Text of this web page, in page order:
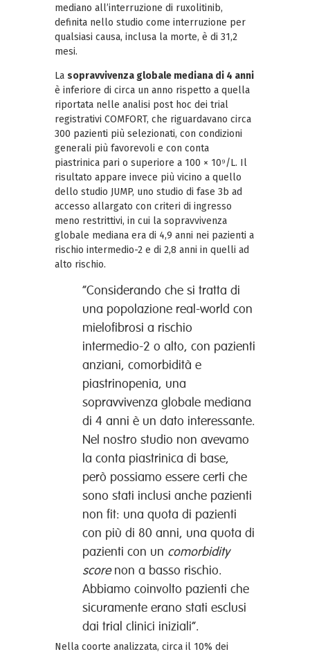
mediano all’interruzione di ruxolitinib,
definita nello studio come interruzione per
qualsiasi causa, inclusa la morte, è di 31,2
mesi.
La sopravvivenza globale mediana di 4 anni
è inferiore di circa un anno rispetto a quella
riportata nelle analisi post hoc dei trial
registrativi COMFORT, che riguardavano circa
300 pazienti più selezionati, con condizioni
generali più favorevoli e con conta
piastrinica pari o superiore a 100 × 10⁹/L. Il
risultato appare invece più vicino a quello
dello studio JUMP, uno studio di fase 3b ad
accesso allargato con criteri di ingresso
meno restrittivi, in cui la sopravvivenza
globale mediana era di 4,9 anni nei pazienti a
rischio intermedio-2 e di 2,8 anni in quelli ad
alto rischio.
“Considerando che si tratta di
una popolazione real-world con
mielofibrosi a rischio
intermedio-2 o alto, con pazienti
anziani, comorbidità e
piastrinopenia, una
sopravvivenza globale mediana
di 4 anni è un dato interessante.
Nel nostro studio non avevamo
la conta piastrinica di base,
però possiamo essere certi che
sono stati inclusi anche pazienti
non fit: una quota di pazienti
con più di 80 anni, una quota di
pazienti con un comorbidity
scorenon a basso rischio.
Abbiamo coinvolto pazienti che
sicuramente erano stati esclusi
dai trial clinici iniziali”.
Nella coorte analizzata, circa il 10% dei